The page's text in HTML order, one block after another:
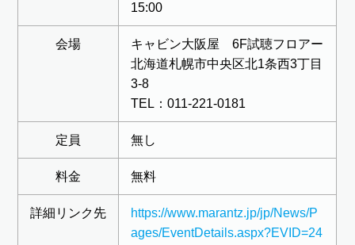
15:00
会場
キャビン大阪屋 6F試聴フロアー
北海道札幌市中央区北1条西3丁目
3-8
TEL：011-221-0181
定員 無し
料金 無料
詳細リンク先
https://www.marantz.jp/jp/News/P
ages/EventDetails.aspx?EVID=24